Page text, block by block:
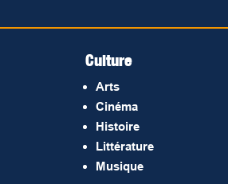
Culture
Arts
Cinéma
Histoire
Littérature
Musique